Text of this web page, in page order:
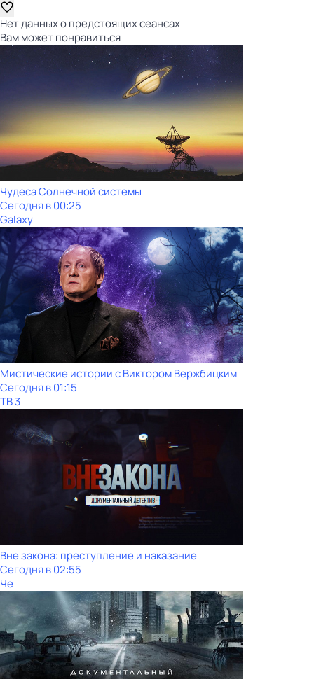
Нет данных о предстоящих сеансах
Вам может понравиться
Чудеса Солнечной системы
Сегодня в 00:25
Galaxy
Мистические истории с Виктором Вержбицким
Сегодня в 01:15
ТВ 3
Вне закона: преступление и наказание
Сегодня в 02:55
Че